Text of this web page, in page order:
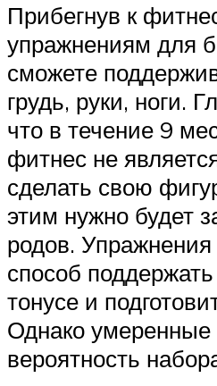
Прибегнув к
упражнениям для
сможете
грудь, руки, ноги.
что в течение 9
фитнес не
сделать свою
этим нужно будет
родов. Упражнения
способ
тонусе и
Однако умеренные
вероятность